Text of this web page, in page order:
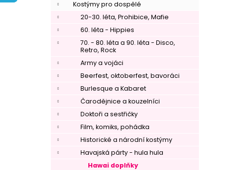
Kostýmy pro dospělé
20-30. léta, Prohibice, Mafie
60. léta - Hippies
70. - 80. léta a 90. léta - Disco,
Retro, Rock
Army a vojáci
Beerfest, oktoberfest, bavoráci
Burlesque a Kabaret
Čarodějnice a kouzelníci
Doktoři a sestřičky
Film, komiks, pohádka
Historické a národní kostýmy
Havajská párty - hula hula
Hawai doplňky